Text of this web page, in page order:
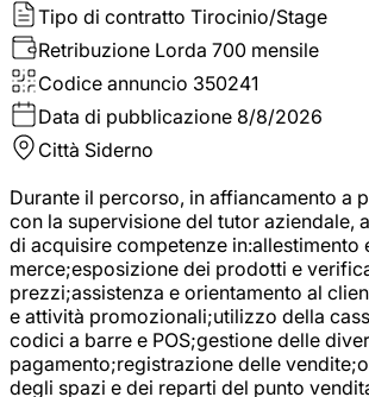
Tipo di contratto Tirocinio/Stage
Retribuzione Lorda 700 mensile
Codice annuncio 350241
Data di pubblicazione 8/8/2026
Città Siderno
Durante il percorso, in affiancamento a
con la supervisione del tutor aziendale,
di acquisire competenze in:allestimento
merce;esposizione dei prodotti e
prezzi;assistenza e orientamento al
e attività promozionali;utilizzo della
codici a barre e POS;gestione delle
pagamento;registrazione delle
degli spazi e dei reparti del punto